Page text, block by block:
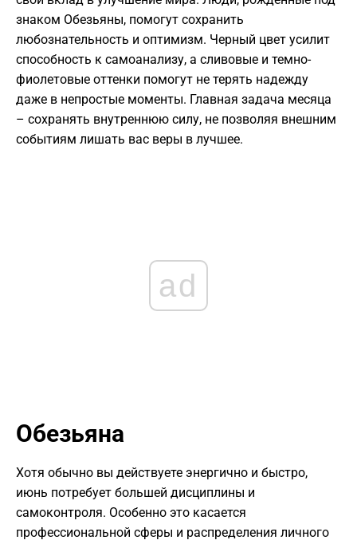
знаком Обезьяны, помогут сохранить
любознательность и оптимизм. Черный цвет усилит
способность к самоанализу, а сливовые и темно-
фиолетовые оттенки помогут не терять надежду
даже в непростые моменты. Главная задача месяца
– сохранять внутреннюю силу, не позволяя внешним
событиям лишать вас веры в лучшее.
ad
Обезьяна
Хотя обычно вы действуете энергично и быстро,
июнь потребует большей дисциплины и
самоконтроля. Особенно это касается
профессиональной сферы и распределения личного